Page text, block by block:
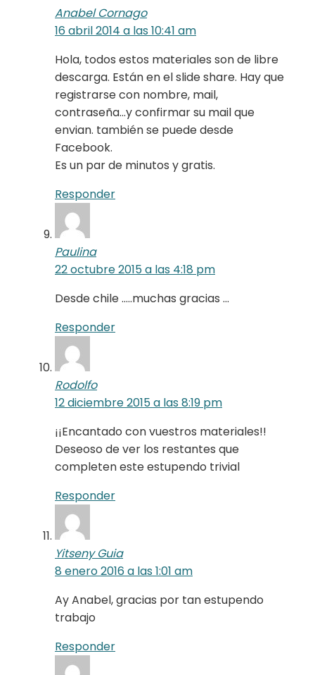
Anabel Cornago
16 abril 2014 a las 10:41 am
Hola, todos estos materiales son de libre
descarga. Están en el slide share. Hay que
registrarse con nombre, mail,
contraseña…y confirmar su mail que
envian. también se puede desde
Facebook.
Es un par de minutos y gratis.
Responder
Paulina
22 octubre 2015 a las 4:18 pm
Desde chile …..muchas gracias …
Responder
Rodolfo
12 diciembre 2015 a las 8:19 pm
¡¡Encantado con vuestros materiales!!
Deseoso de ver los restantes que
completen este estupendo trivial
Responder
Yitseny Guia
8 enero 2016 a las 1:01 am
Ay Anabel, gracias por tan estupendo
trabajo
Responder